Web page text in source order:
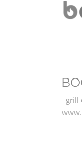
grill